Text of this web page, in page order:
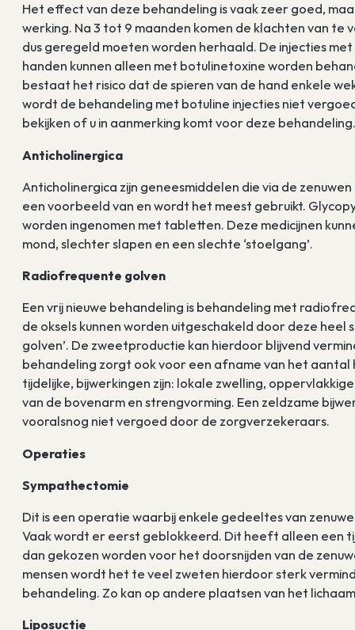
Het effect van deze behandeling is vaak zeer goed,
werking. Na 3 tot 9 maanden komen de klachten van
dus geregeld moeten worden herhaald. De injecties
handen kunnen alleen met botulinetoxine worden
bestaat het risico dat de spieren van de hand enkele
wordt de behandeling met botuline injecties niet
bekijken of u in aanmerking komt voor deze
Anticholinergica
Anticholinergica zijn geneesmiddelen die via de
een voorbeeld van en wordt het meest gebruikt.
worden ingenomen met tabletten. Deze medicijnen
mond, slechter slapen en een slechte ‘stoelgang’.
Radiofrequente golven
Een vrij nieuwe behandeling is behandeling met
de oksels kunnen worden uitgeschakeld door deze
golven’. De zweetproductie kan hierdoor blijvend
behandeling zorgt ook voor een afname van het aantal
tijdelijke, bijwerkingen zijn: lokale zwelling,
van de bovenarm en strengvorming. Een zeldzame
vooralsnog niet vergoed door de zorgverzekeraars.
Operaties
Sympathectomie
Dit is een operatie waarbij enkele gedeeltes van
Vaak wordt er eerst geblokkeerd. Dit heeft alleen een
dan gekozen worden voor het doorsnijden van de
mensen wordt het te veel zweten hierdoor sterk
behandeling. Zo kan op andere plaatsen van het
Liposuctie